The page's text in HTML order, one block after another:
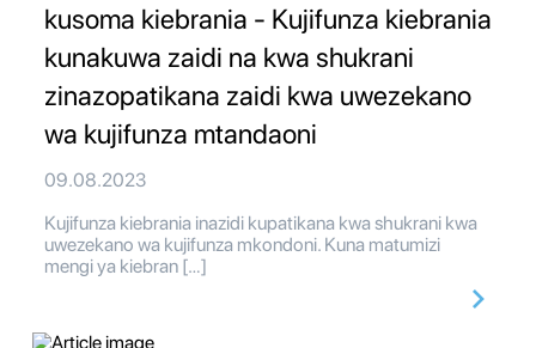
kusoma kiebrania - Kujifunza kiebrania
kunakuwa zaidi na kwa shukrani
zinazopatikana zaidi kwa uwezekano
wa kujifunza mtandaoni
09.08.2023
Kujifunza kiebrania inazidi kupatikana kwa shukrani kwa
uwezekano wa kujifunza mkondoni. Kuna matumizi
mengi ya kiebran […]